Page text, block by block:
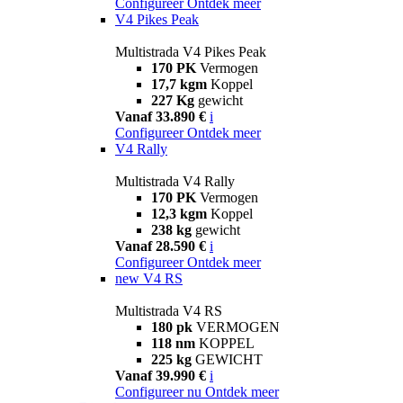
V4 Pikes Peak
Multistrada V4 Pikes Peak
170 PK Vermogen
17,7 kgm Koppel
227 Kg gewicht
Vanaf 33.890 € i
Configureer Ontdek meer
V4 Rally
Multistrada V4 Rally
170 PK Vermogen
12,3 kgm Koppel
238 kg gewicht
Vanaf 28.590 € i
Configureer Ontdek meer
new V4 RS
Multistrada V4 RS
180 pk VERMOGEN
118 nm KOPPEL
225 kg GEWICHT
Vanaf 39.990 € i
Configureer nu Ontdek meer